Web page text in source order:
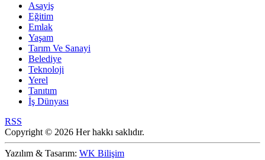
Asayiş
Eğitim
Emlak
Yaşam
Tarım Ve Sanayi
Belediye
Teknoloji
Yerel
Tanıtım
İş Dünyası
RSS
Copyright © 2026 Her hakkı saklıdır.
Yazılım & Tasarım: WK Bilişim